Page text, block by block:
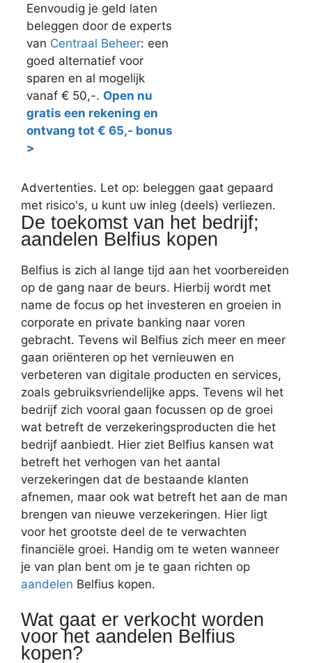
Eenvoudig je geld laten
beleggen door de experts
van Centraal Beheer: een
goed alternatief voor
sparen en al mogelijk
vanaf € 50,-. Open nu
gratis een rekening en
ontvang tot € 65,- bonus
>
Advertenties. Let op: beleggen gaat gepaard
met risico's, u kunt uw inleg (deels) verliezen.
De toekomst van het bedrijf;
aandelen Belfius kopen
Belfius is zich al lange tijd aan het voorbereiden
op de gang naar de beurs. Hierbij wordt met
name de focus op het investeren en groeien in
corporate en private banking naar voren
gebracht. Tevens wil Belfius zich meer en meer
gaan oriënteren op het vernieuwen en
verbeteren van digitale producten en services,
zoals gebruiksvriendelijke apps. Tevens wil het
bedrijf zich vooral gaan focussen op de groei
wat betreft de verzekeringsproducten die het
bedrijf aanbiedt. Hier ziet Belfius kansen wat
betreft het verhogen van het aantal
verzekeringen dat de bestaande klanten
afnemen, maar ook wat betreft het aan de man
brengen van nieuwe verzekeringen. Hier ligt
voor het grootste deel de te verwachten
financiële groei. Handig om te weten wanneer
je van plan bent om je te gaan richten op
aandelen Belfius kopen.
Wat gaat er verkocht worden
voor het aandelen Belfius
kopen?